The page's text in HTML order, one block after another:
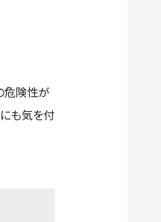
危険性が
も気を付